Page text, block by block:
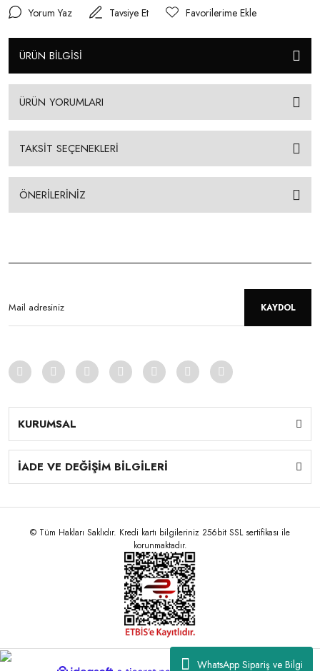
WhatsApp Sipariş ve Bilgi
Yorum Yaz Tavsiye Et
ÜRÜN BİLGİSİ
ÜRÜN YORUMLARI
TAKSİT SEÇENEKLERİ
ÖNERİLERİNİZ
KAYDOL
KURUMSAL
İADE VE DEĞİŞİM BİLGİLERİ
© Tüm Hakları Saklıdır. Kredi kartı bilgileriniz 256bit SSL sertifikası ile
korunmaktadır.